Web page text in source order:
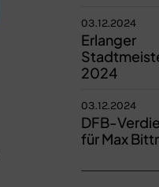
03.12.2024
Erlanger
2024
03.12.2024
DFB-
für Max